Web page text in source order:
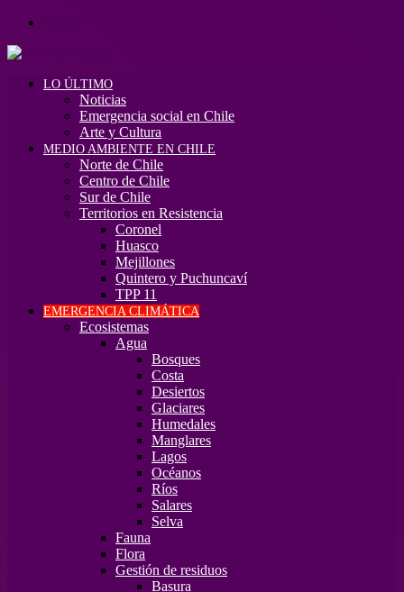
LO ÚLTIMO
Noticias
Emergencia social en Chile
Arte y Cultura
MEDIO AMBIENTE EN CHILE
Norte de Chile
Centro de Chile
Sur de Chile
Territorios en Resistencia
Coronel
Huasco
Mejillones
Quintero y Puchuncaví
TPP 11
EMERGENCIA CLIMÁTICA
Ecosistemas
Agua
Bosques
Costa
Desiertos
Glaciares
Humedales
Manglares
Lagos
Océanos
Ríos
Salares
Selva
Fauna
Flora
Gestión de residuos
Basura